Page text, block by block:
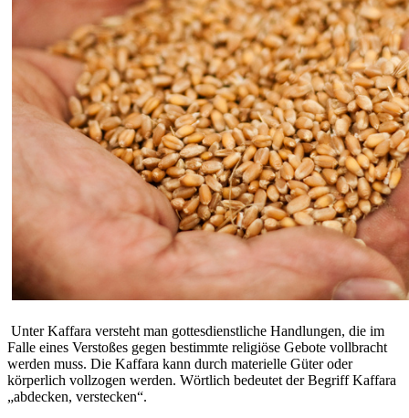
Unter Kaffara versteht man gottesdienstliche Handlungen, die im
Falle eines Verstoßes gegen bestimmte religiöse Gebote vollbracht
werden muss. Die Kaffara kann durch materielle Güter oder
körperlich vollzogen werden. Wörtlich bedeutet der Begriff Kaffara
„abdecken, verstecken“.